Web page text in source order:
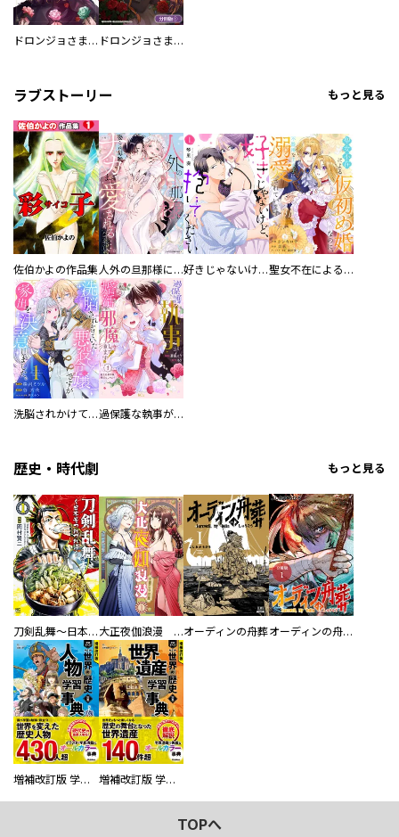
ドロンジョさまは転生しても悪役令嬢のままだった ドロンジョさまは転生しても悪役令嬢のままだった【分冊版】
ラブストーリー もっと見る
佐伯かよの作品集 人外の旦那様に娶られ毎晩ナカまで愛される…。アンソロジー 好きじゃないけど、抱いてください【電子単行本版／特典おまけ付き】 聖女不在による仮初め婚なのに、不器用な王太子に溺愛されています【電子単行本版／特典おまけ付き】
洗脳されかけていた悪役令嬢ですが家出を決意しました。【電子単行本版／特典おまけ付き】 過保護な執事が私の婚活を邪魔してきます！ 分冊版
歴史・時代劇 もっと見る
刀剣乱舞～日本号つれづれ酒～ 大正夜伽浪漫 －金曜日の花嫁—オーディンの舟葬 オーディンの舟葬 分冊版
増補改訂版 学研まんが NEW世界の歴史 別巻 人物学習事典 増補改訂版 学研まんが NEW世界の歴史 別巻 世界遺産学習事典
TOPへ